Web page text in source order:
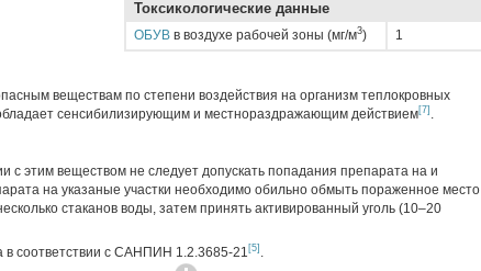
Токсикологические данные
ОБУВ в воздухе рабочей зоны (мг/м3) 1
веществам по степени воздействия на организм теплокровных
сенсибилизирующим и местнораздражающим действием[7] .
с этим веществом не следует допускать попадания препарата на и
на указаные участки необходимо обильно обмыть пораженное место
стаканов воды, затем принять активированный уголь (10–20
в соответствии с САНПИН 1.2.3685-21 [5] .